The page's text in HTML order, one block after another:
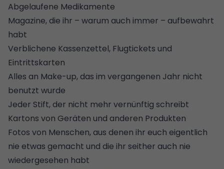
Abgelaufene Medikamente
Magazine, die ihr – warum auch immer – aufbewahrt
habt
Verblichene Kassenzettel, Flugtickets und
Eintrittskarten
Alles an Make-up, das im vergangenen Jahr nicht
benutzt wurde
Jeder Stift, der nicht mehr vernünftig schreibt
Kartons von Geräten und anderen Produkten
Fotos von Menschen, aus denen ihr euch eigentlich
nie etwas gemacht und die ihr seither auch nie
wiedergesehen habt